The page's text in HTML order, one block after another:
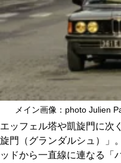
チケットプレ
MAIN MENU
SERIES
メイン画像：photo Julien
エッフェル塔や凱旋門に次
旋門（グランダルシュ）」
ッドから一直線に連なる「